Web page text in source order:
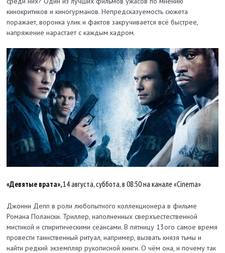
кинокритиков и киногурманов. Непредсказуемость сюжета
поражает, воронка улик и фактов закручивается всё быстрее,
напряжение нарастает с каждым кадром.
«Девятые врата»,14 августа, суббота, в 08:50 на канале «Cinema»
Джонни Депп в роли любопытного коллекционера в фильме
Романа Полански. Триллер, наполненных сверхъестественной
мистикой и спиритическими сеансами. В пятницу 13ого самое время
провести таинственный ритуал, например, вызвать князя тьмы и
найти редкий экземпляр рукописной книги. О чём она, и почему так